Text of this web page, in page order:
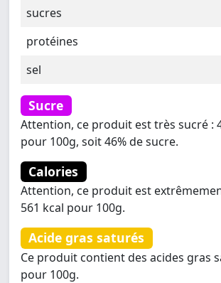
sucres
protéines
sel
Sucre
Attention, ce produit est très sucré :
pour 100g, soit 46% de sucre.
Calories
Attention, ce produit est
561 kcal pour 100g.
Acide gras saturés
Ce produit contient des acides gras
pour 100g.